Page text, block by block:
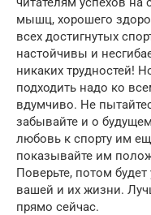
мышц, хорошего
всех достигнутых
настойчивы и
никаких трудностей!
подходить надо ко
вдумчиво. Не
забывайте и о
любовь к спорту им
показывайте им
Поверьте, потом
вашей и их жизни.
прямо сейчас.